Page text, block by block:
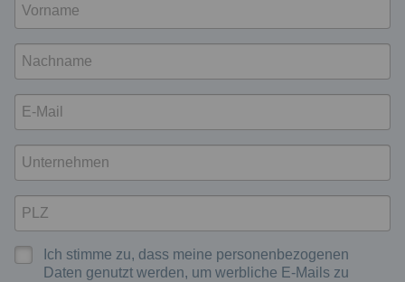
Ich stimme zu, dass meine personenbezogenen
Daten genutzt werden, um werbliche E-Mails zu